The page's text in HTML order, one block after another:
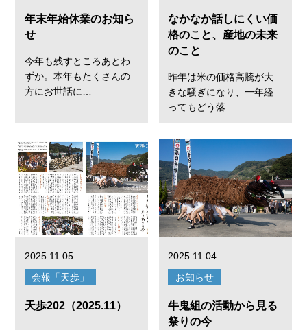
年末年始休業のお知ら
せ
今年も残すところあとわ
ずか。本年もたくさんの
方にお世話に…
なかなか話しにくい価
格のこと、産地の未来
のこと
昨年は米の価格高騰が大
きな騒ぎになり、一年経
ってもどう落…
2025.11.05
会報「天歩」
天歩202（2025.11）
2025.11.04
お知らせ
牛鬼組の活動から見る
祭りの今